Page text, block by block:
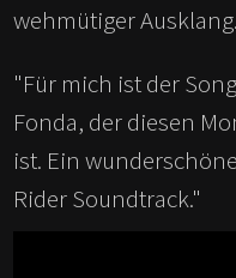
wehmütiger
"Für mich ist der
Fonda, der diesen
ist. Ein
Rider Soundtrack."